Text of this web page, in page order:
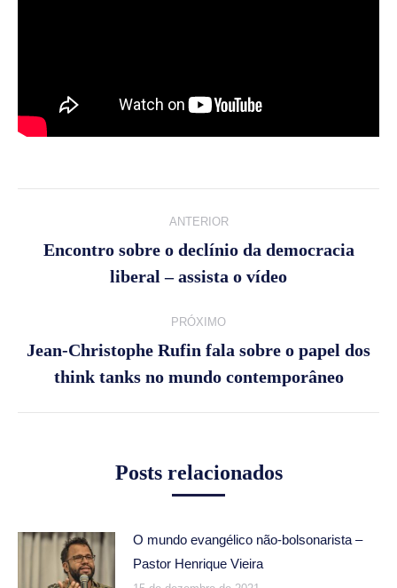
de
ANTERIOR
anterior:
Encontro sobre o declínio da democracia
liberal – assista o vídeo
PRÓXIMO
post:
Jean-Christophe Rufin fala sobre o papel dos
think tanks no mundo contemporâneo
Posts relacionados
O mundo evangélico não-bolsonarista –
Pastor Henrique Vieira